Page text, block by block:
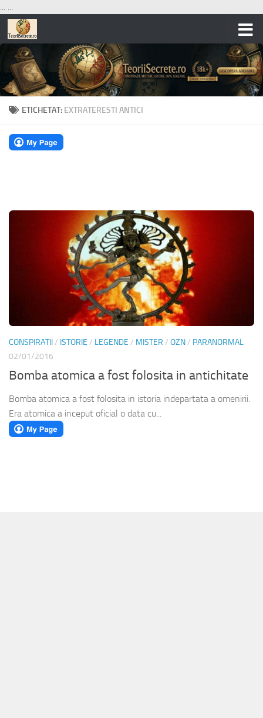
... ...
Skip to content
ETICHETAT: EXTRATERESTI ANTICI
CONSPIRATII/ ISTORIE / LEGENDE / MISTER / OZN/ PARANORMAL
02/01/2016
Bomba atomica a fost folosita in antichitate
Bomba atomica a fost folosita in istoria indepartata a omenirii.
Era atomica a inceput oficial o data cu...